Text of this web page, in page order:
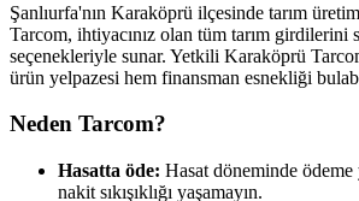
Şanlıurfa'nın Karaköprü ilçesinde tarım
Tarcom, ihtiyacınız olan tüm tarım girdilerini
seçenekleriyle sunar. Yetkili Karaköprü
ürün yelpazesi hem finansman esnekliği
Neden Tarcom?
Hasatta öde: Hasat döneminde ödeme
nakit sıkışıklığı yaşamayın.